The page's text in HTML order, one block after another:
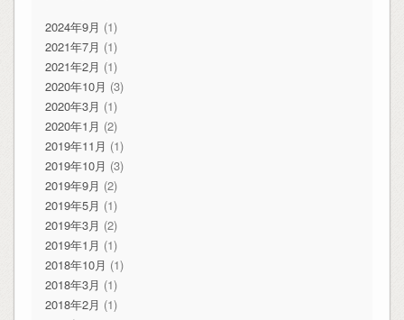
2024年9月 (1)
2021年7月 (1)
2021年2月 (1)
2020年10月 (3)
2020年3月 (1)
2020年1月 (2)
2019年11月 (1)
2019年10月 (3)
2019年9月 (2)
2019年5月 (1)
2019年3月 (2)
2019年1月 (1)
2018年10月 (1)
2018年3月 (1)
2018年2月 (1)